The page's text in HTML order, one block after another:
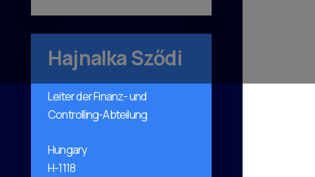
Hajnalka Sződi
Leiter der Finanz- und
Controlling-Abteilung
Hungary
H-1118